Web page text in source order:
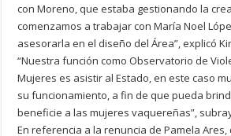
con Moreno, que estaba gestionando la
comenzamos a trabajar con María Noel
asesorarla en el diseño del Área”, explicó
“Nuestra función como Observatorio de
Mujeres es asistir al Estado, en este caso
su funcionamiento, a fin de que pueda
beneficie a las mujeres vaquereñas”,
En referencia a la renuncia de Pamela